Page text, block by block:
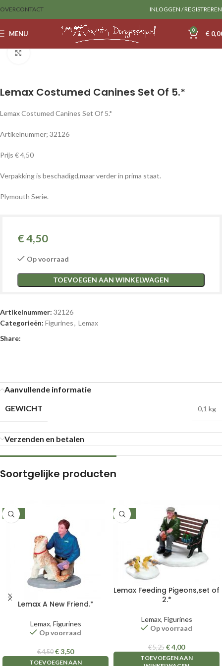
OVERCONTACT INLOGGEN / REGISTREREN
MENU 0 €
Lemax Costumed Canines Set Of 5.*
Lemax Costumed Canines Set Of 5.*
Artikelnummer; 32126
Prijs € 4,50
Verpakking is beschadigd,maar verder in prima staat.
Plymouth Serie.
€4,50
Op voorraad
TOEVOEGEN AAN WINKELWAGEN
Artikelnummer: 32126
Categorieën: Figurines, Lemax
Share:
Aanvullende informatie
GEWICHT
0,1 kg
Verzenden en betalen
Soortgelijke producten
-22%
Lemax A New Friend.*
Lemax, Figurines
Op voorraad
€4,50 €3,50
TOEVOEGEN AAN
-24%
Lemax Feeding Pigeons,set of
2.*
Lemax, Figurines
Op voorraad
€5,25 €4,00
TOEVOEGEN AAN